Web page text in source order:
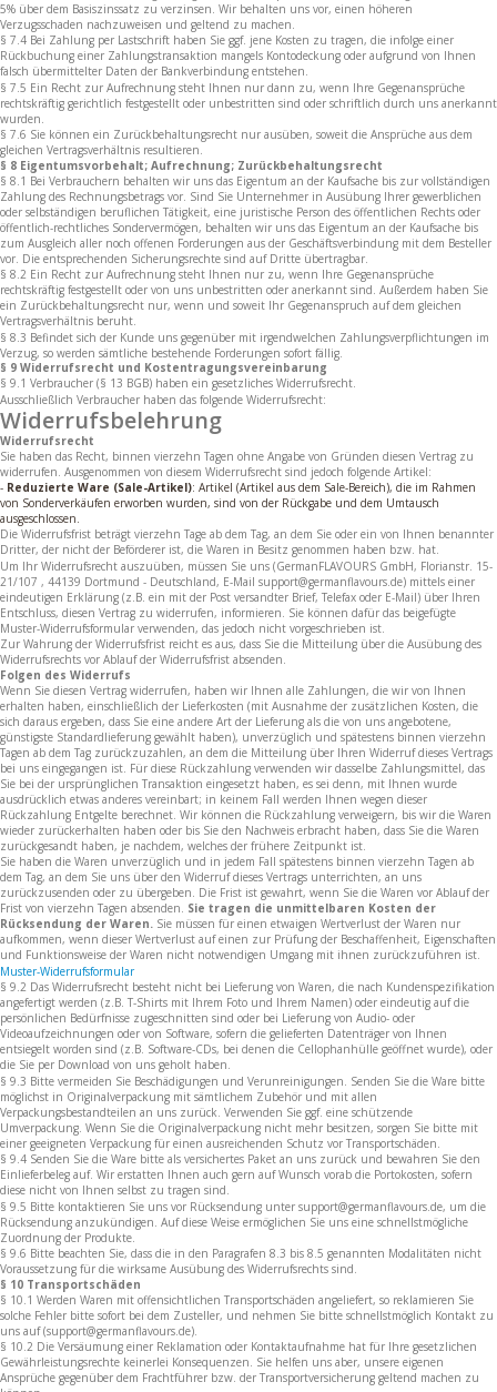
5% über dem Basiszinssatz zu verzinsen. Wir behalten uns vor, einen höheren
Verzugsschaden nachzuweisen und geltend zu machen.
§ 7.4 Bei Zahlung per Lastschrift haben Sie ggf. jene Kosten zu tragen, die infolge einer
Rückbuchung einer Zahlungstransaktion mangels Kontodeckung oder aufgrund von Ihnen
falsch übermittelter Daten der Bankverbindung entstehen.
§ 7.5 Ein Recht zur Aufrechnung steht Ihnen nur dann zu, wenn Ihre Gegenansprüche
rechtskräftig gerichtlich festgestellt oder unbestritten sind oder schriftlich durch uns anerkannt
wurden.
§ 7.6 Sie können ein Zurückbehaltungsrecht nur ausüben, soweit die Ansprüche aus dem
gleichen Vertragsverhältnis resultieren.
§ 8 Eigentumsvorbehalt; Aufrechnung; Zurückbehaltungsrecht
§ 8.1 Bei Verbrauchern behalten wir uns das Eigentum an der Kaufsache bis zur vollständigen
Zahlung des Rechnungsbetrags vor. Sind Sie Unternehmer in Ausübung Ihrer gewerblichen
oder selbständigen beruflichen Tätigkeit, eine juristische Person des öffentlichen Rechts oder
öffentlich-rechtliches Sondervermögen, behalten wir uns das Eigentum an der Kaufsache bis
zum Ausgleich aller noch offenen Forderungen aus der Geschäftsverbindung mit dem Besteller
vor. Die entsprechenden Sicherungsrechte sind auf Dritte übertragbar.
§ 8.2 Ein Recht zur Aufrechnung steht Ihnen nur zu, wenn Ihre Gegenansprüche
rechtskräftig festgestellt oder von uns unbestritten oder anerkannt sind. Außerdem haben Sie
ein Zurückbehaltungsrecht nur, wenn und soweit Ihr Gegenanspruch auf dem gleichen
Vertragsverhältnis beruht.
§ 8.3 Befindet sich der Kunde uns gegenüber mit irgendwelchen Zahlungsverpflichtungen im
Verzug, so werden sämtliche bestehende Forderungen sofort fällig.
§ 9 Widerrufsrecht und Kostentragungsvereinbarung
§ 9.1 Verbraucher (§ 13 BGB) haben ein gesetzliches Widerrufsrecht.
Ausschließlich Verbraucher haben das folgende Widerrufsrecht:
Widerrufsbelehrung
Widerrufsrecht
Sie haben das Recht, binnen vierzehn Tagen ohne Angabe von Gründen diesen Vertrag zu
widerrufen. Ausgenommen von diesem Widerrufsrecht sind jedoch folgende Artikel:
- Reduzierte Ware (Sale-Artikel): Artikel (Artikel aus dem Sale-Bereich), die im Rahmen
von Sonderverkäufen erworben wurden, sind von der Rückgabe und dem Umtausch
ausgeschlossen.
Die Widerrufsfrist beträgt vierzehn Tage ab dem Tag, an dem Sie oder ein von Ihnen benannter
Dritter, der nicht der Beförderer ist, die Waren in Besitz genommen haben bzw. hat.
Um Ihr Widerrufsrecht auszuüben, müssen Sie uns (GermanFLAVOURS GmbH, Florianstr. 15-
21/107 , 44139 Dortmund - Deutschland, E-Mail support@germanflavours.de) mittels einer
eindeutigen Erklärung (z.B. ein mit der Post versandter Brief, Telefax oder E-Mail) über Ihren
Entschluss, diesen Vertrag zu widerrufen, informieren. Sie können dafür das beigefügte
Muster-Widerrufsformular verwenden, das jedoch nicht vorgeschrieben ist.
Zur Wahrung der Widerrufsfrist reicht es aus, dass Sie die Mitteilung über die Ausübung des
Widerrufsrechts vor Ablauf der Widerrufsfrist absenden.
Folgen des Widerrufs
Wenn Sie diesen Vertrag widerrufen, haben wir Ihnen alle Zahlungen, die wir von Ihnen
erhalten haben, einschließlich der Lieferkosten (mit Ausnahme der zusätzlichen Kosten, die
sich daraus ergeben, dass Sie eine andere Art der Lieferung als die von uns angebotene,
günstigste Standardlieferung gewählt haben), unverzüglich und spätestens binnen vierzehn
Tagen ab dem Tag zurückzuzahlen, an dem die Mitteilung über Ihren Widerruf dieses Vertrags
bei uns eingegangen ist. Für diese Rückzahlung verwenden wir dasselbe Zahlungsmittel, das
Sie bei der ursprünglichen Transaktion eingesetzt haben, es sei denn, mit Ihnen wurde
ausdrücklich etwas anderes vereinbart; in keinem Fall werden Ihnen wegen dieser
Rückzahlung Entgelte berechnet. Wir können die Rückzahlung verweigern, bis wir die Waren
wieder zurückerhalten haben oder bis Sie den Nachweis erbracht haben, dass Sie die Waren
zurückgesandt haben, je nachdem, welches der frühere Zeitpunkt ist.
Sie haben die Waren unverzüglich und in jedem Fall spätestens binnen vierzehn Tagen ab
dem Tag, an dem Sie uns über den Widerruf dieses Vertrags unterrichten, an uns
zurückzusenden oder zu übergeben. Die Frist ist gewahrt, wenn Sie die Waren vor Ablauf der
Frist von vierzehn Tagen absenden. Sie tragen die unmittelbaren Kosten der
Rücksendung der Waren. Sie müssen für einen etwaigen Wertverlust der Waren nur
aufkommen, wenn dieser Wertverlust auf einen zur Prüfung der Beschaffenheit, Eigenschaften
und Funktionsweise der Waren nicht notwendigen Umgang mit ihnen zurückzuführen ist.
Muster-Widerrufsformular
§ 9.2 Das Widerrufsrecht besteht nicht bei Lieferung von Waren, die nach Kundenspezifikation
angefertigt werden (z.B. T-Shirts mit Ihrem Foto und Ihrem Namen) oder eindeutig auf die
persönlichen Bedürfnisse zugeschnitten sind oder bei Lieferung von Audio- oder
Videoaufzeichnungen oder von Software, sofern die gelieferten Datenträger von Ihnen
entsiegelt worden sind (z.B. Software-CDs, bei denen die Cellophanhülle geöffnet wurde), oder
die Sie per Download von uns geholt haben.
§ 9.3 Bitte vermeiden Sie Beschädigungen und Verunreinigungen. Senden Sie die Ware bitte
möglichst in Originalverpackung mit sämtlichem Zubehör und mit allen
Verpackungsbestandteilen an uns zurück. Verwenden Sie ggf. eine schützende
Umverpackung. Wenn Sie die Originalverpackung nicht mehr besitzen, sorgen Sie bitte mit
einer geeigneten Verpackung für einen ausreichenden Schutz vor Transportschäden.
§ 9.4 Senden Sie die Ware bitte als versichertes Paket an uns zurück und bewahren Sie den
Einlieferbeleg auf. Wir erstatten Ihnen auch gern auf Wunsch vorab die Portokosten, sofern
diese nicht von Ihnen selbst zu tragen sind.
§ 9.5 Bitte kontaktieren Sie uns vor Rücksendung unter support@germanflavours.de, um die
Rücksendung anzukündigen. Auf diese Weise ermöglichen Sie uns eine schnellstmögliche
Zuordnung der Produkte.
§ 9.6 Bitte beachten Sie, dass die in den Paragrafen 8.3 bis 8.5 genannten Modalitäten nicht
Voraussetzung für die wirksame Ausübung des Widerrufsrechts sind.
§ 10 Transportschäden
§ 10.1 Werden Waren mit offensichtlichen Transportschäden angeliefert, so reklamieren Sie
solche Fehler bitte sofort bei dem Zusteller, und nehmen Sie bitte schnellstmöglich Kontakt zu
uns auf (support@germanflavours.de).
§ 10.2 Die Versäumung einer Reklamation oder Kontaktaufnahme hat für Ihre gesetzlichen
Gewährleistungsrechte keinerlei Konsequenzen. Sie helfen uns aber, unsere eigenen
Ansprüche gegenüber dem Frachtführer bzw. der Transportversicherung geltend machen zu